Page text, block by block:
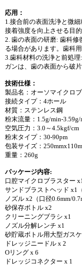
応用：
1.接合前の表面洗浄と微
接着強度を向上させる目
2. 歯の表面の研磨: 歯科
る場合があります。歯科
3.歯科材料の洗浄と前処
ガンは、歯の表面から破
技術仕様：
製品名：オーソマイクロ
接続タイプ：4ホール
材質：ステンレス鋼
粉末流量：1.5g/min-3.59g/
空気圧力：3.0～4.5kgf/cm
粉末タイプ：30-90pm
包装サイズ：
重量：260g
パッケージ内容:
口腔マイクロブラスター
サンドブラストヘッド x1
ノズル x2（口径0.6mm/
砂保存ボトル x2
クリーニングブラシ x1
ノズル分解レンチ x1
砂貯蔵ボトル用大型ガス
ドレッジニードル x 2
Oリング x 6
ドレッジコネクター x 1